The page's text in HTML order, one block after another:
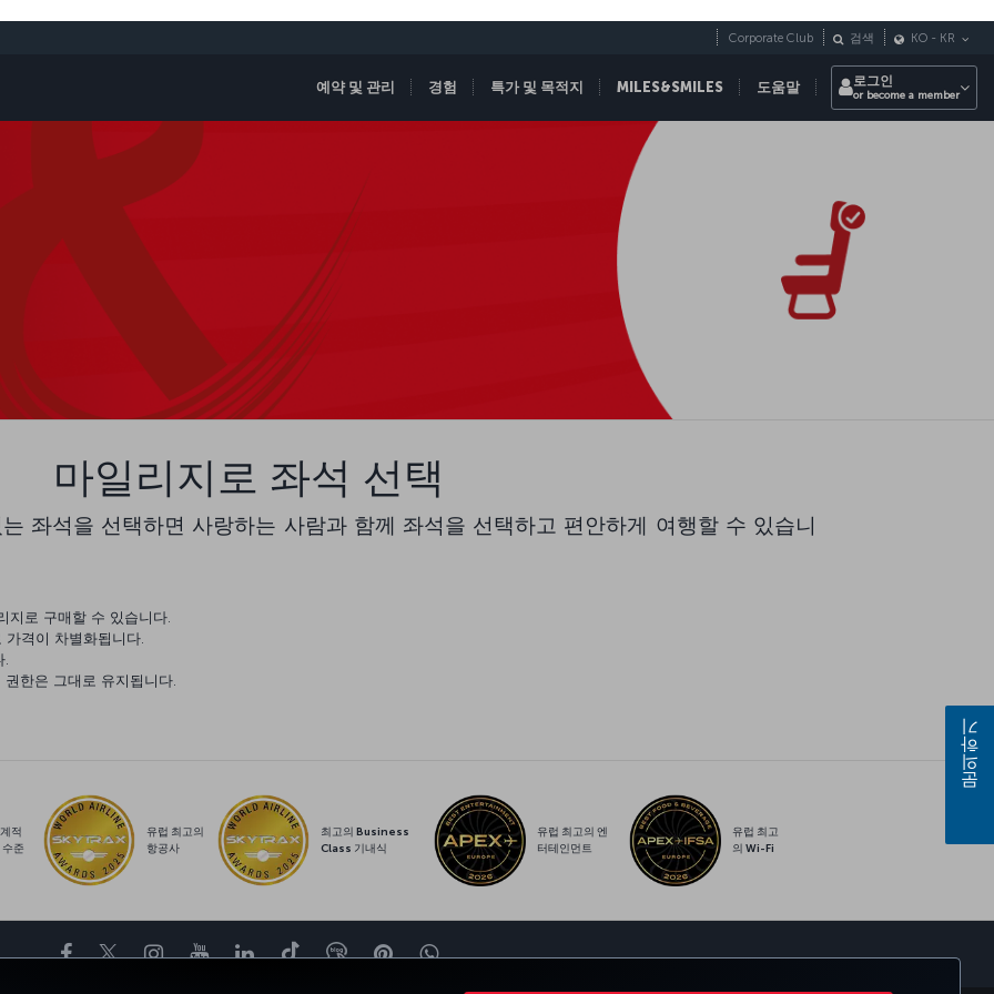
모든 쿠키에 동의합니다
or become a member
마일리지로 좌석 선택
좌석을 선택하면 사랑하는 사람과 함께 좌석을 선택하고 편안하게 여행할 수 있습니
지로 구매할 수 있습니다.
격이 차별화됩니다.
.
한은 그대로 유지됩니다.
적
수준
유럽 최고의
항공사
최고의 Business
Class 기내식
유럽 최고의 엔
터테인먼트
유럽 최고
의 Wi-Fi
페이스북
트위터인스타그램
유튜브링크드인
틱톡블로그PinterestWhatsapp
문의하기